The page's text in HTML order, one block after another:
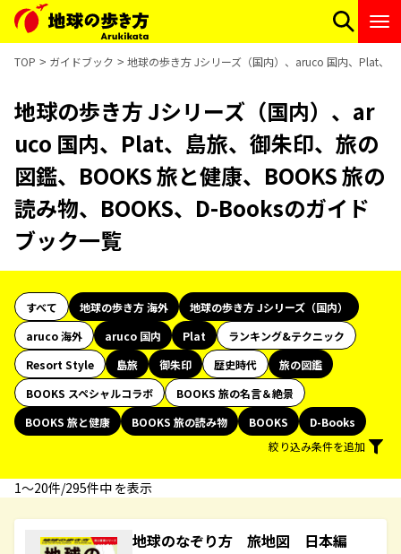
TOP ガイドブック 地球の歩き方 Jシリーズ（国内）、aruco 国内、Plat、
地球の歩き方 Jシリーズ（国内）、ar
uco 国内、Plat、島旅、御朱印、旅の
図鑑、BOOKS 旅と健康、BOOKS 旅の
読み物、BOOKS、D-Booksのガイド
ブック一覧
すべて 地球の歩き方 海外
地球の歩き方 Jシリーズ（国内）
aruco 海外
aruco 国内 Plat
ランキング&テクニック
Resort Style
島旅 御朱印 歴史時代
旅の図鑑
BOOKS スペシャルコラボ
BOOKS 旅の名言＆絶景
BOOKS 旅と健康
BOOKS 旅の読み物 BOOKS
D-Books
絞り込み条件を追加
1〜20件/295件中 を表示
地球のなぞり方 旅地図 日本編